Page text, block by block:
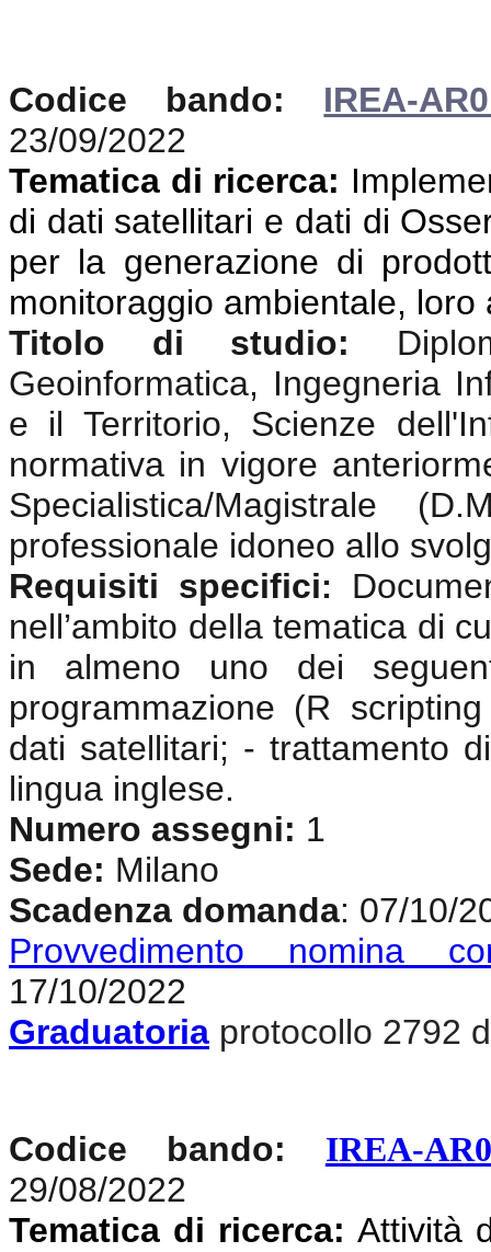
Codice bando:
IREA-
23/09/2022
Tematica di ricerca:
di dati satellitari e dati di
per la generazione di
monitoraggio ambientale,
Titolo di studio:
Geoinformatica, Ingegneria
e il Territorio, Scienze
normativa in vigore
Specialistica/Magistrale
professionale idoneo allo
Requisiti specifici:
nell’ambito della tematica di
in almeno uno dei
programmazione (R
dati satellitari; - trattamento
lingua inglese.
Numero assegni: 1
Sede: Milano
Scadenza domanda: 07/10/
Provvedimento nomina
17/10/2022
Graduatoria protocollo 2792
Codice bando: IREA-
29/08/2022
Tematica di ricerca:Attività